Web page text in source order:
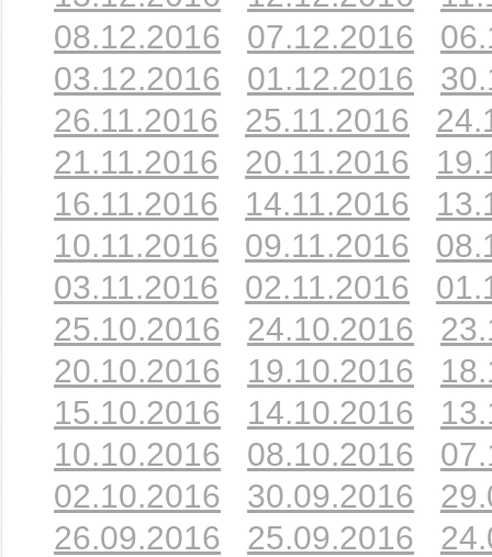
08.12.2016
07.12.2016
03.12.2016
01.12.2016
26.11.2016
25.11.2016
21.11.2016
20.11.2016
16.11.2016
14.11.2016
10.11.2016
09.11.2016
03.11.2016
02.11.2016
25.10.2016
24.10.2016
20.10.2016
19.10.2016
15.10.2016
14.10.2016
10.10.2016
08.10.2016
02.10.2016
30.09.2016
26.09.2016
25.09.2016